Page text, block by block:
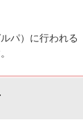
パ）に行われる